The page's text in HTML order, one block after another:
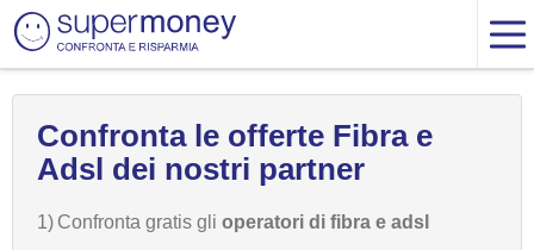
Confronta le offerte Fibra e
Adsl dei nostri partner
1) Confronta gratis gli operatori di fibra e adsl